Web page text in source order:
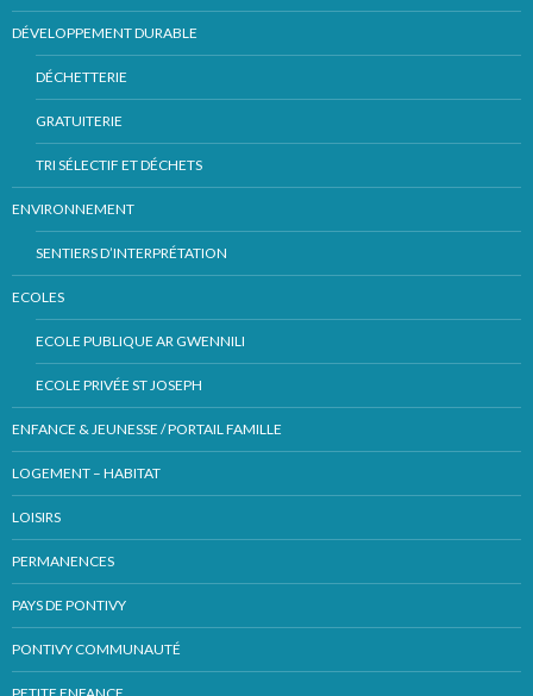
DÉVELOPPEMENT DURABLE
DÉCHETTERIE
GRATUITERIE
TRI SÉLECTIF ET DÉCHETS
ENVIRONNEMENT
SENTIERS D’INTERPRÉTATION
ECOLES
ECOLE PUBLIQUE AR GWENNILI
ECOLE PRIVÉE ST JOSEPH
ENFANCE & JEUNESSE / PORTAIL FAMILLE
LOGEMENT – HABITAT
LOISIRS
PERMANENCES
PAYS DE PONTIVY
PONTIVY COMMUNAUTÉ